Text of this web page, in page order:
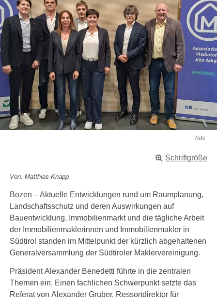
hds
Schriftgröße
Von: Matthias Knapp
Bozen – Aktuelle Entwicklungen rund um Raumplanung,
Landschaftsschutz und deren Auswirkungen auf
Bauentwicklung, Immobilienmarkt und die tägliche Arbeit
der Immobilienmaklerinnen und Immobilienmakler in
Südtirol standen im Mittelpunkt der kürzlich abgehaltenen
Generalversammlung der Südtiroler Maklervereinigung.
Präsident Alexander Benedetti führte in die zentralen
Themen ein. Einen fachlichen Schwerpunkt setzte das
Referat von Alexander Gruber, Ressortdirektor für